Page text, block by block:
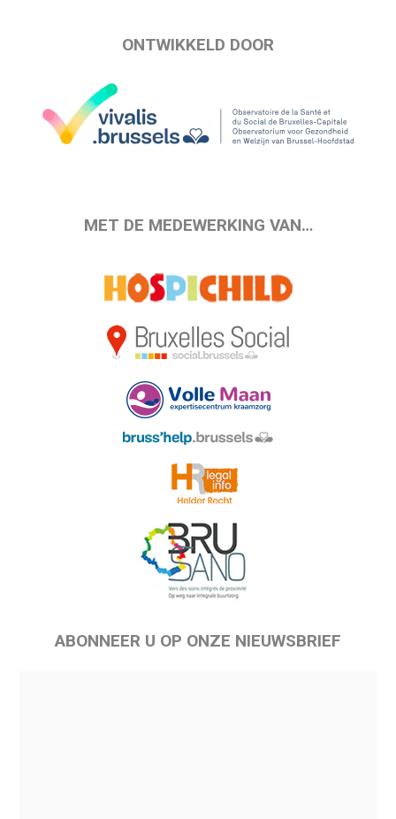
ONTWIKKELD DOOR
MET DE MEDEWERKING VAN…
ABONNEER U OP ONZE NIEUWSBRIEF